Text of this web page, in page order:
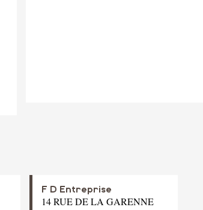
F D Entreprise
14 RUE DE LA GARENNE